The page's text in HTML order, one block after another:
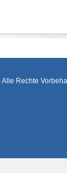
Rechte